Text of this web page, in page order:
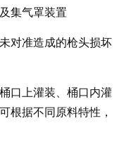
集气罩装置
对准造成的枪头损坏
口上灌装、桶口内灌
根据不同原料特性，